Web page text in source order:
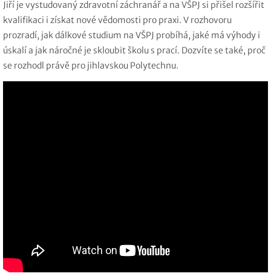
Jiří je vystudovaný zdravotní záchranář a na VŠPJ si přišel rozšířit
kvalifikaci i získat nové vědomosti pro praxi. V rozhovoru
prozradí, jak dálkové studium na VŠPJ probíhá, jaké má výhody i
úskalí a jak náročné je skloubit školu s prací. Dozvíte se také, proč
se rozhodl právě pro jihlavskou Polytechnu.